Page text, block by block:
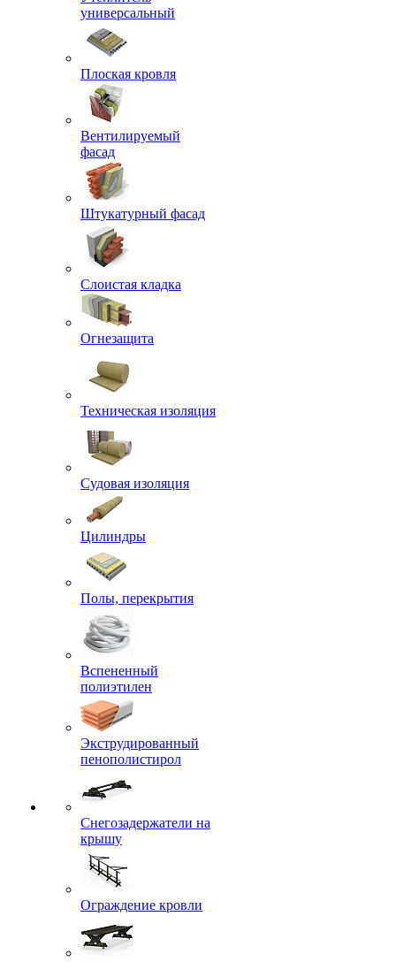
универсальный
Плоская кровля
Вентилируемый
фасад
Штукатурный фасад
Слоистая кладка
Огнезащита
Техническая изоляция
Судовая изоляция
Цилиндры
Полы, перекрытия
Вспененный
полиэтилен
Экструдированный
пенополистирол
Снегозадержатели на
крышу
Ограждение кровли